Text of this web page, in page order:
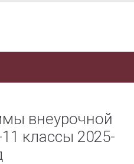
внеурочной
классы 2025-